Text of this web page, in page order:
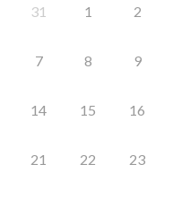
31 1 2
7 8 9
14 15 16
21 22 23